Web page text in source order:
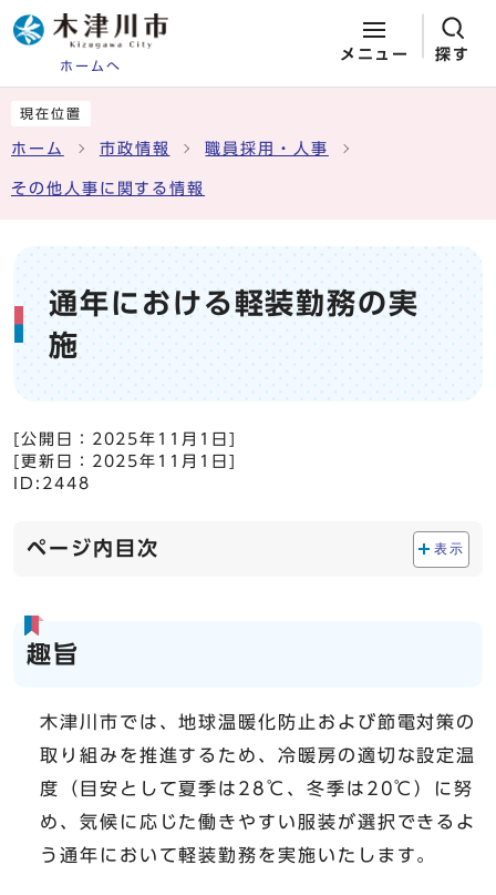
ホームへ
メニュー 探す
現在位置
ホーム 市政情報 職員採用・人事
その他人事に関する情報
通年における軽装勤務の実
施
[公開日： 2025年11月1日
[更新日： 2025年11月1日
ID:2448
ページ内目次 表示
趣旨
木津川市では、地球温暖化防止および節電対策の
取り組みを推進するため、冷暖房の適切な設定温
度（目安として夏季は28℃、冬季は20℃）に努
め、気候に応じた働きやすい服装が選択できるよ
う通年において軽装勤務を実施いたします。